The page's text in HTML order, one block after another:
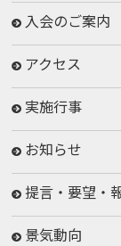
入会のご案内
アクセス
実施行事
お知らせ
提言・要望・
景気動向